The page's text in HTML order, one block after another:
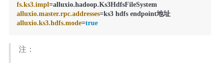
fs.ks3.impl
=alluxio.hadoop.Ks3HdfsFileSystem
alluxio.master.rpc.addresses
=ks3 hdfs endpoint地址
alluxio.ks3.hdfs.mode=true
注：